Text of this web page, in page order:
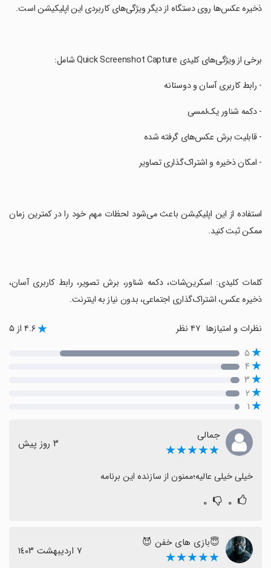
ذخیره عکس‌ها روی دستگاه از دیگر ویژگی‌های کاربردی این اپلیکیشن است.
‏برخی از ویژگی‌های کلیدی Quick Screenshot Capture شامل:
‏- رابط کاربری آسان و دوستانه
‏- دکمه شناور یک‌لمسی
‏- قابلیت برش عکس‌های گرفته شده
‏- امکان ذخیره و اشتراک‌گذاری تصاویر
‏استفاده از این اپلیکیشن باعث می‌شود لحظات مهم خود را در کمترین زمان
ممکن ثبت کنید.
‏کلمات کلیدی: اسکرین‌شات، دکمه شناور، برش تصویر، رابط کاربری آسان،
ذخیره عکس، اشتراک‌گذاری اجتماعی، بدون نیاز به اینترنت.
نظرات و امتیازها ۴.۶ از ۵
۵
۴
۳
۲
۱
جمالی
★★★★★ ٣ روز پیش
خیلی خیلی عالیه؛ممنون از سازنده این برنامه
۰ ۰
😇بازی های خفن 😈
★★★★★ ٧ اردیبهشت ١٤٠٣